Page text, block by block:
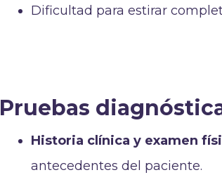
Dificultad para estirar
Pruebas
Historia clínica y examen
antecedentes del paciente.